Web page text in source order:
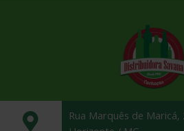
Rua Marquês de